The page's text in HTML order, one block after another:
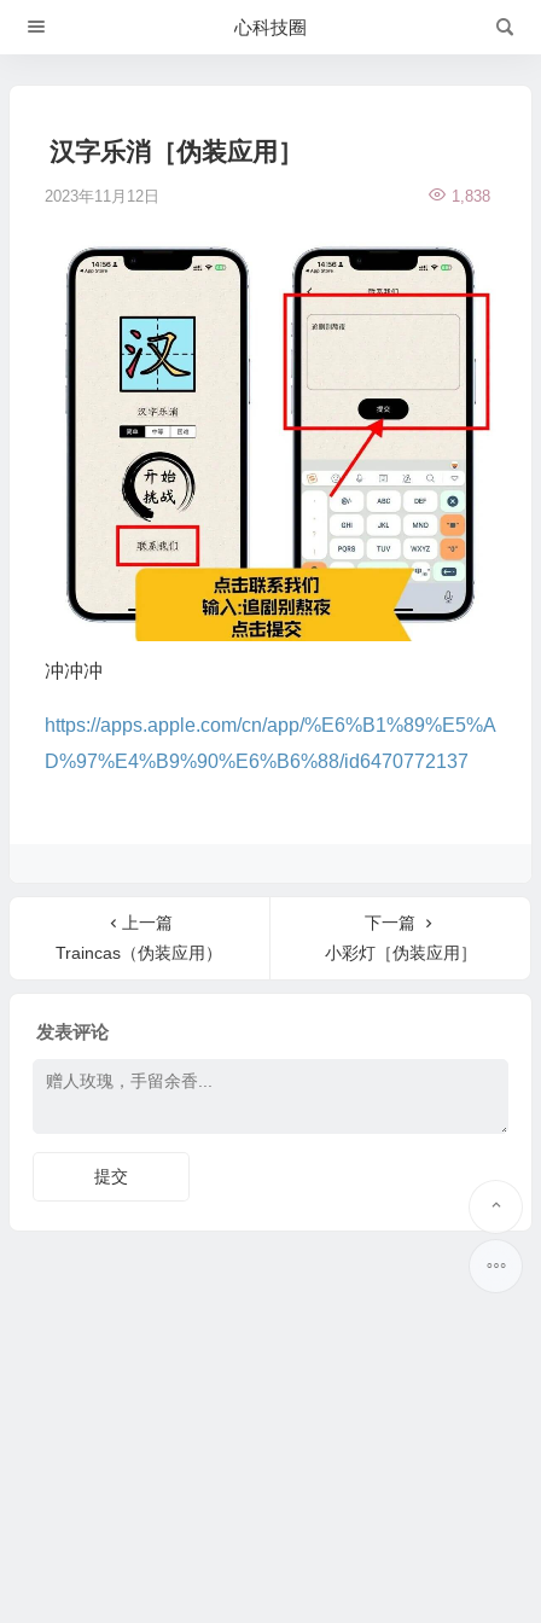
心科技圈
汉字乐消［伪装应用］
2023年11月12日 1,838
冲冲冲
https://apps.apple.com/cn/app/%E6%B1%89%E5%A
D%97%E4%B9%90%E6%B6%88/id6470772137
上一篇
Traincas（伪装应用）
下一篇
小彩灯［伪装应用］
发表评论